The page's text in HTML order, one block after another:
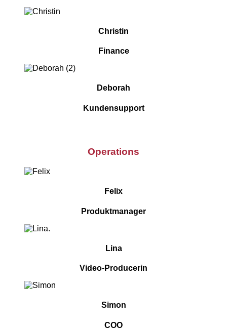
Christin
Finance
Deborah
Kundensupport
Operations
Felix
Produktmanager
Lina
Video-Producerin
Simon
COO